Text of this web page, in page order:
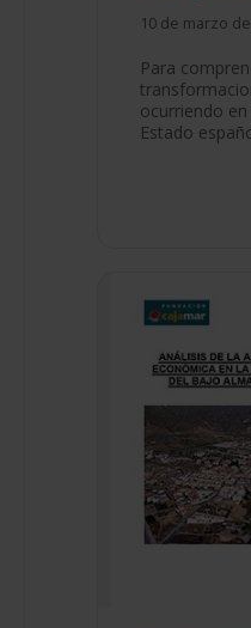
10 de marzo
Para
ocurriendo
Estado